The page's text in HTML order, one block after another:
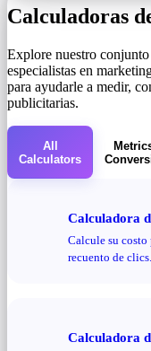
Calculadoras
Explore nuestro
especialistas en
para ayudarle a medir,
publicitarias.
All
Calculators
Calculadora
Calcule su
recuento de clics.
Calculadora